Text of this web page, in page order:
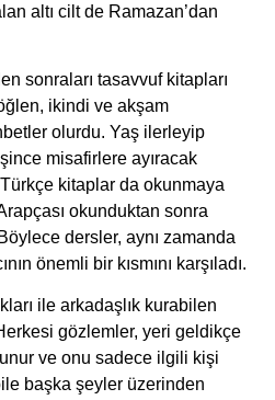
altı cilt de Ramazan’dan
sonraları tasavvuf kitapları
ikindi ve akşam
olurdu. Yaş ilerleyip
misafirlere ayıracak
kitaplar da okunmaya
okunduktan sonra
dersler, aynı zamanda
önemli bir kısmını karşıladı.
ile arkadaşlık kurabilen
gözlemler, yeri geldikçe
ve onu sadece ilgili kişi
başka şeyler üzerinden